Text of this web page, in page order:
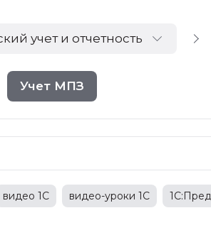
учет и отчетность
Учет МПЗ
видео 1С видео-уроки 1С